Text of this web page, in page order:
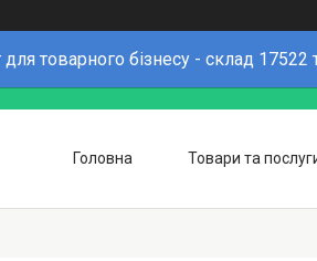
товарного бізнесу - склад 17522
Головна Товари та